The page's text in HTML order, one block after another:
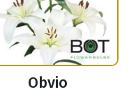
Obvio